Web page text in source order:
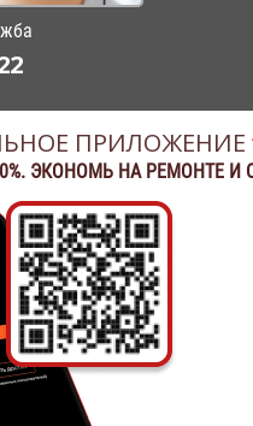
ПРИЛОЖЕНИЕ
ЭКОНОМЬ НА РЕМОНТЕ